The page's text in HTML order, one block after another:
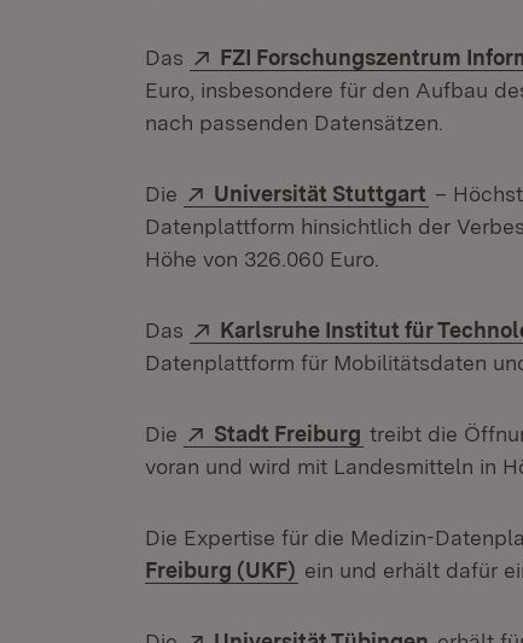
Das Extern:
FZI Forschungszentrum
Euro, insbesondere für den Aufbau
nach passenden Datensätzen.
Die Extern:
Universität Stuttgart (Öffnet
–
Datenplattform hinsichtlich der
Höhe von 326.060 Euro.
Das Extern:
Karlsruhe Institut für
Datenplattform für Mobilitätsdaten
Die Extern:
Stadt Freiburg (Öffnet in
treibt die
voran und wird mit Landesmitteln in
Die Expertise für die Medizin-
Freiburg (UKF) (Öffnet in neuem
ein und erhält dafür
Extern: (Öffnet